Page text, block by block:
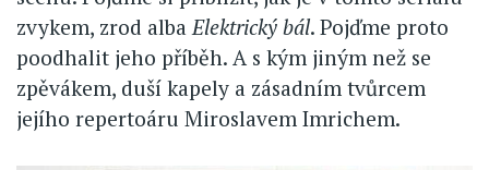
zvykem, zrod albaElektrický bál. Pojďme proto
poodhalit jeho příběh. A s kým jiným než se
zpěvákem, duší kapely a zásadním tvůrcem
jejího repertoáru Miroslavem Imrichem.